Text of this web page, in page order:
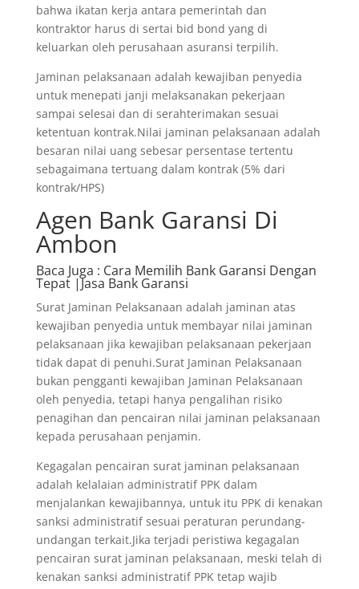
bahwa ikatan kerja antara pemerintah dan
kontraktor harus di sertai bid bond yang di
keluarkan oleh perusahaan asuransi terpilih.
Jaminan pelaksanaan adalah kewajiban penyedia
untuk menepati janji melaksanakan pekerjaan
sampai selesai dan di serahterimakan sesuai
ketentuan kontrak.Nilai jaminan pelaksanaan adalah
besaran nilai uang sebesar persentase tertentu
sebagaimana tertuang dalam kontrak (5% dari
kontrak/HPS)
Agen Bank Garansi Di
Ambon
Baca Juga : Cara Memilih Bank Garansi Dengan
Tepat |Jasa Bank Garansi
Surat Jaminan Pelaksanaan adalah jaminan atas
kewajiban penyedia untuk membayar nilai jaminan
pelaksanaan jika kewajiban pelaksanaan pekerjaan
tidak dapat di penuhi.Surat Jaminan Pelaksanaan
bukan pengganti kewajiban Jaminan Pelaksanaan
oleh penyedia, tetapi hanya pengalihan risiko
penagihan dan pencairan nilai jaminan pelaksanaan
kepada perusahaan penjamin.
Kegagalan pencairan surat jaminan pelaksanaan
adalah kelalaian administratif PPK dalam
menjalankan kewajibannya, untuk itu PPK di kenakan
sanksi administratif sesuai peraturan perundang-
undangan terkait.Jika terjadi peristiwa kegagalan
pencairan surat jaminan pelaksanaan, meski telah di
kenakan sanksi administratif PPK tetap wajib